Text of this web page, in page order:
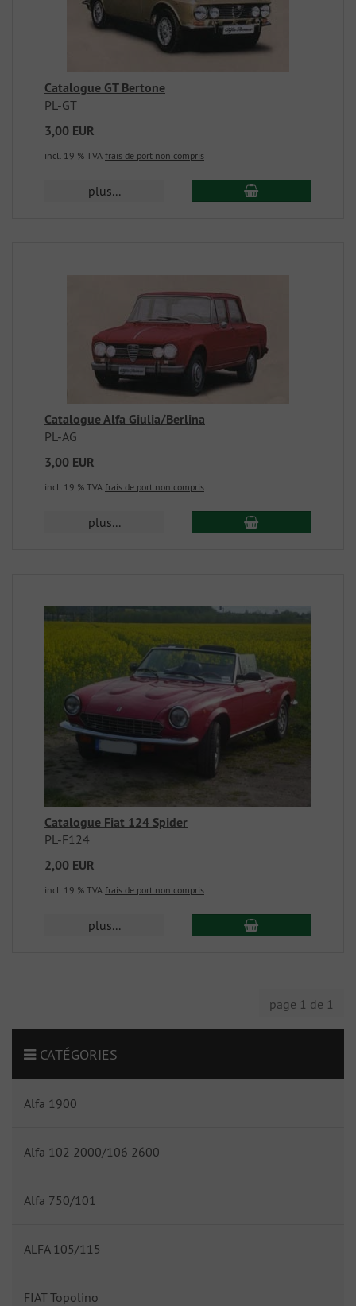
Catalogue GT Bertone
PL-GT
3,00 EUR
incl. 19 % TVA frais de port non compris
plus...
Catalogue Alfa Giulia/Berlina
PL-AG
3,00 EUR
incl. 19 % TVA frais de port non compris
plus...
Catalogue Fiat 124 Spider
PL-F124
2,00 EUR
incl. 19 % TVA frais de port non compris
plus...
page 1 de 1
CATÉGORIES
Alfa 1900
Alfa 102 2000/106 2600
Alfa 750/101
ALFA 105/115
FIAT Topolino